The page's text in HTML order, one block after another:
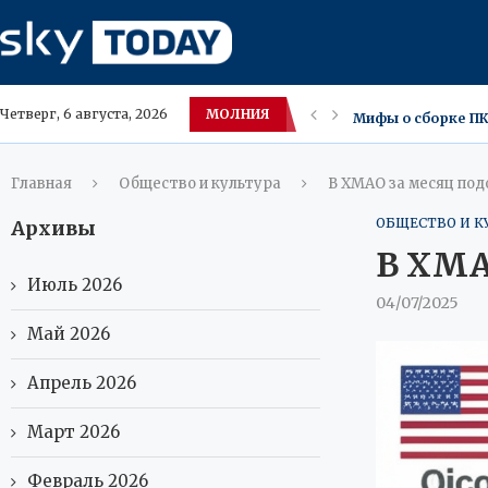
Четверг, 6 августа, 2026 МОЛНИЯ Мифы о сборке
Новый iPhone
В Амурской
Москва ожидает
Московские
Саванна и
Югра меняет
В ХМАО засняли
Главная Общество и культура В ХМАО за месяц
ОБЩЕСТВО И
В
04/07/2025
Архивы
Июль 2026
Май 2026
Апрель 2026
Март 2026
Февраль 2026